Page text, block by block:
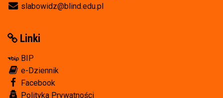
slabowidz@blind.edu.pl
Linki
BIP
e-Dziennik
Facebook
Polityka Prywatności